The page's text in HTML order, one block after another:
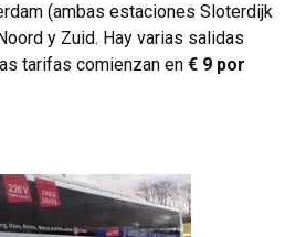
(ambas estaciones Sloterdijk
y Zuid. Hay varias salidas
tarifas comienzan en € 9 por